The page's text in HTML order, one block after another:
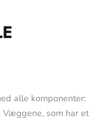
alle komponenter:
som har et